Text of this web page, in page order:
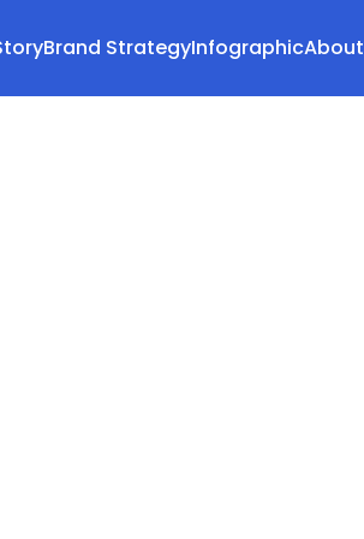
Brand StrategyInfographicAbout